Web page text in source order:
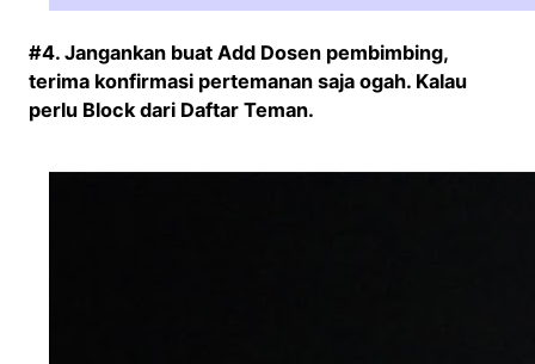
#4. Jangankan buat Add Dosen pembimbing,
terima konfirmasi pertemanan saja ogah. Kalau
perlu Block dari Daftar Teman.